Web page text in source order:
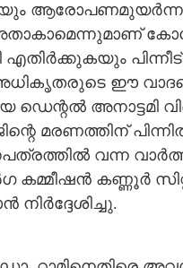
ഈ
ഡെന്റൽ അനാട്ടമി
മരണത്തിന്
വന്ന
കണ്ണൂർ
നിർദ്ദേശിച്ചു.